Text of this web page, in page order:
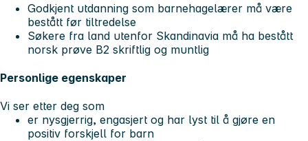
Godkjent utdanning som barnehagelærer må være
bestått før tiltredelse
Søkere fra land utenfor Skandinavia må ha bestått
norsk prøve B2 skriftlig og muntlig
Personlige egenskaper
Vi ser etter deg som
er nysgjerrig, engasjert og har lyst til å gjøre en
positiv forskjell for barn